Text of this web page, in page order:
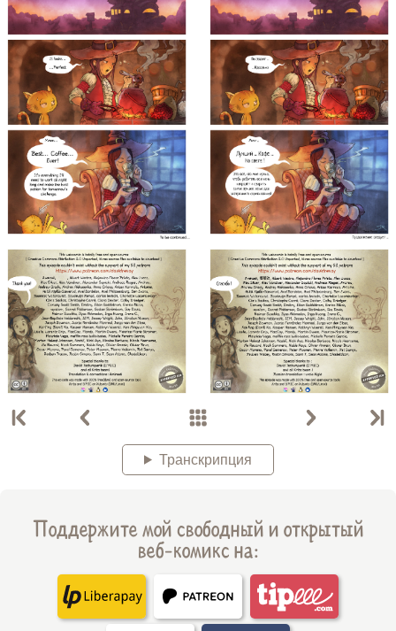
Транскрипция
Поддержите мой свободный и открытый
веб-комикс на: